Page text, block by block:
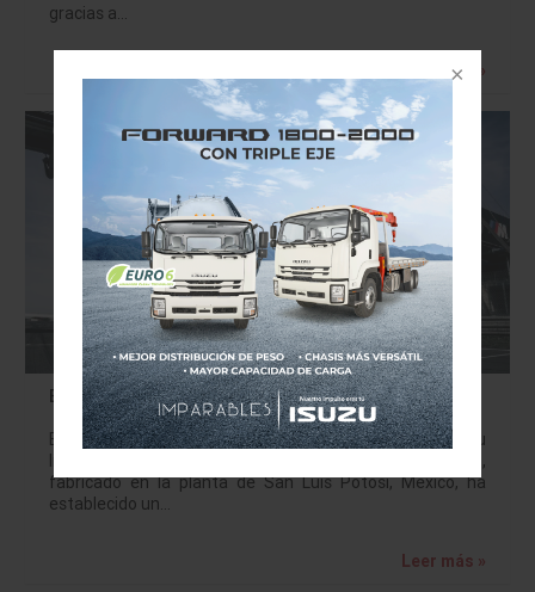
gracias a…
Leer más »
BMW M2 CS: Hecho en México, récord en Alemania
Establece un nuevo hito en Nürburgring y consolida su
liderazgo jbritoa@yahoo.com El nuevo BMW M2 CS,
fabricado en la planta de San Luis Potosí, México, ha
establecido un…
Leer más »